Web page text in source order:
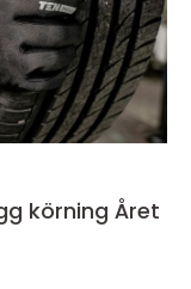
körning Året